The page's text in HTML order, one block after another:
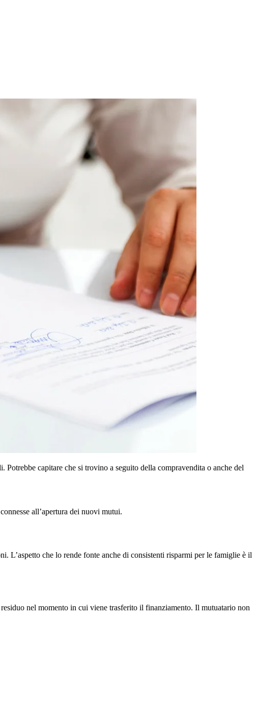
capitare che si trovino a seguito della compravendita o anche del
all’apertura dei nuovi mutui.
L’aspetto che lo rende fonte anche di consistenti risparmi per le famiglie è il
nel momento in cui viene trasferito il finanziamento. Il mutuatario non